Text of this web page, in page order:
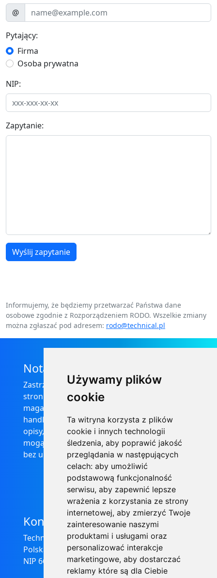
Używamy plików
cookie
Ta witryna korzysta z plików
cookie i innych technologii
śledzenia, aby poprawić jakość
przeglądania w następujących
celach: aby umożliwić
podstawową funkcjonalność
serwisu, aby zapewnić lepsze
wrażenia z korzystania ze strony
internetowej, aby zmierzyć Twoje
zainteresowanie naszymi
produktami i usługami oraz
personalizować interakcje
marketingowe, aby dostarczać
reklamy które są dla Ciebie
@
Pytający:
Firma
Osoba prywatna
NIP:
Zapytanie:
Wyślij zapytanie
Informujemy, że będziemy przetwarzać Państwa dane
osobowe zgodnie z Rozporządzeniem RODO. Wszelkie zmiany
można zgłaszać pod adresem: rodo@technical.pl
Nota prawna
Zastrzega się, że informacje zamieszczone na
stronie internetowej https://informator-
magazynowy.technical.pl/ nie stanowią oferty
handlowej w rozumieniu prawa, ponadto
opisy, dane techniczne i pozostałe informacje
mogą ulec zmianie bez podania przyczyny i
bez uprzedzenia.
Kontakt
Technical Grzegorz Tęgos
Polska, 62-600 Koło, ul. Toruńska 212
NIP 666-137-75-84, REGON 310288700